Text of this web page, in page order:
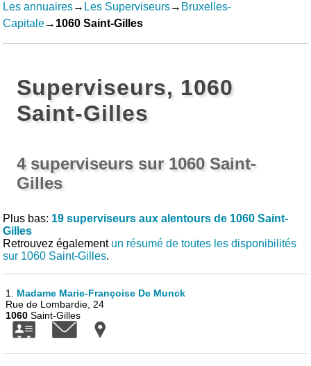
Les annuaires→ Les Superviseurs→ Bruxelles-
Capitale→ 1060 Saint-Gilles
Superviseurs, 1060
Saint-Gilles
4 superviseurs sur 1060 Saint-
Gilles
Plus bas: 19 superviseurs aux alentours de 1060 Saint-
Gilles
Retrouvez également un résumé de toutes les disponibilités
sur 1060 Saint-Gilles.
1. Madame Marie-Françoise De Munck
Rue de Lombardie, 24
1060 Saint-Gilles